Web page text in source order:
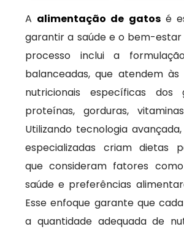
A alimentação de gatosé
garantir a saúde e o bem-estar
processo inclui a
balanceadas, que atendem às
nutricionais específicas dos
proteínas, gorduras,
Utilizando tecnologia
especializadas criam dietas
que consideram fatores
saúde e preferências
Esse enfoque garante que
a quantidade adequada de